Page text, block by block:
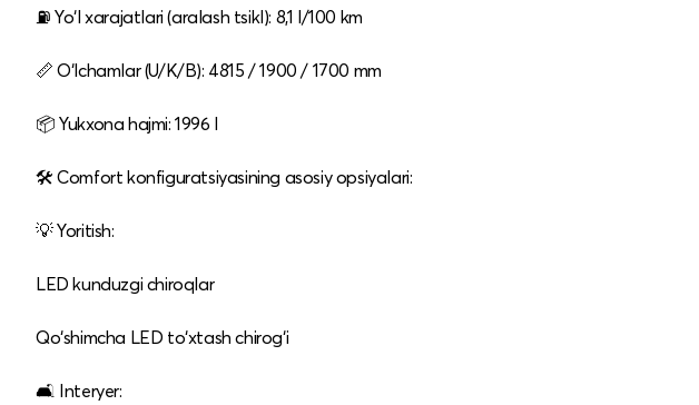
⛽ Yo‘l xarajatlari (aralash tsikl): 8,1 l/100 km
📏 O‘lchamlar (U/K/B): 4815 / 1900 / 1700 mm
📦 Yukxona hajmi: 1996 l
🛠️ Comfort konfiguratsiyasining asosiy opsiyalari:
💡 Yoritish:
LED kunduzgi chiroqlar
Qo‘shimcha LED to‘xtash chirog‘i
🛋️ Interyer: